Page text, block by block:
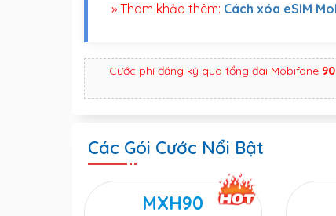
» Tham khảo thêm: Cách xóa eSIM
Cước phí đăng ký qua tổng đài Mobifone
Các Gói Cước Nổi Bật
MXH90